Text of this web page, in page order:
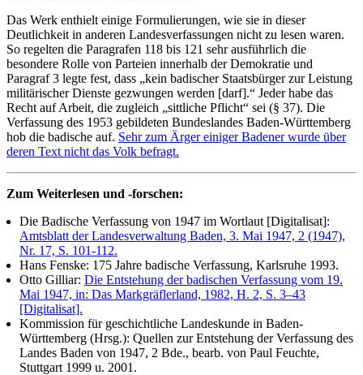
Das Werk enthielt einige Formulierungen, wie sie in dieser
Deutlichkeit in anderen Landesverfassungen nicht zu lesen waren.
So regelten die Paragrafen 118 bis 121 sehr ausführlich die
besondere Rolle von Parteien innerhalb der Demokratie und
Paragraf 3 legte fest, dass „kein badischer Staatsbürger zur Leistung
militärischer Dienste gezwungen werden [darf].“ Jeder habe das
Recht auf Arbeit, die zugleich „sittliche Pflicht“ sei (§ 37). Die
Verfassung des 1953 gebildeten Bundeslandes Baden-Württemberg
hob die badische auf. Sehr zum Ärger einiger Badener wurde über
deren Text nicht das Volk befragt.
Zum Weiterlesen und -forschen:
Die Badische Verfassung von 1947 im Wortlaut [Digitalisat]:
Amtsblatt der Landesverwaltung Baden, 3. Mai 1947, 2 (1947),
Nr. 17, S. 101-112.
Hans Fenske: 175 Jahre badische Verfassung, Karlsruhe 1993.
Otto Gilliar: Die Entstehung der badischen Verfassung vom 19.
Mai 1947, in: Das Markgräflerland, 1982, H. 2, S. 3–43
[Digitalisat].
Kommission für geschichtliche Landeskunde in Baden-
Württemberg (Hrsg.): Quellen zur Entstehung der Verfassung des
Landes Baden von 1947, 2 Bde., bearb. von Paul Feuchte,
Stuttgart 1999 u. 2001.